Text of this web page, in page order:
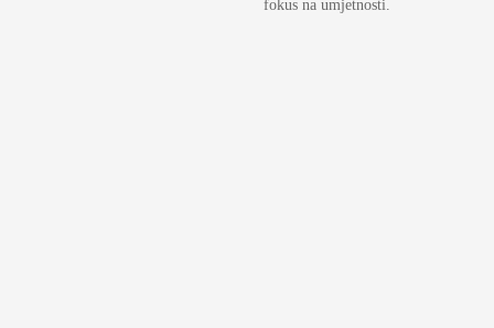
fokus na umjetnosti.